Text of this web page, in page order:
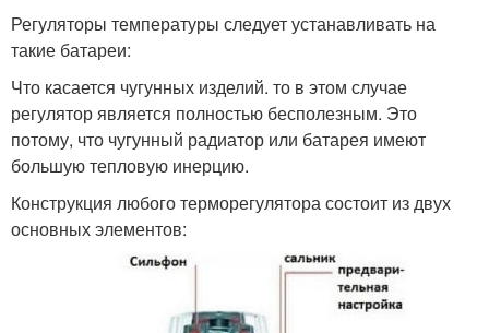
Регуляторы температуры следует устанавливать на
такие батареи:
Что касается чугунных изделий. то в этом случае
регулятор является полностью бесполезным. Это
потому, что чугунный радиатор или батарея имеют
большую тепловую инерцию.
Конструкция любого терморегулятора состоит из двух
основных элементов: